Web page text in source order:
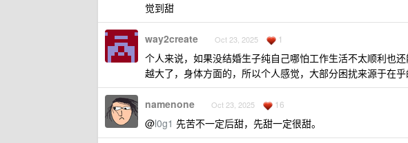
觉到甜
way2create Oct 23, 2025 1
个人来说，如果没结婚生子纯自己哪怕工作生活不太顺利也
越大了，身体方面的，所以个人感觉，大部分困扰来源于在乎
namenone Oct 23, 2025 16
@l0g1 先苦不一定后甜，先甜一定很甜。